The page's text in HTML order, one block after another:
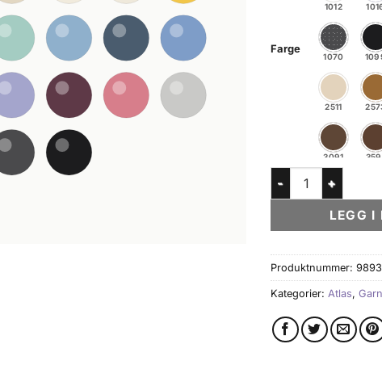
Farge
1012
1070
2511
3091
6351
Atlas antall
LEGG I
Produktnummer: 9893
Kategorier: Atlas, Garn